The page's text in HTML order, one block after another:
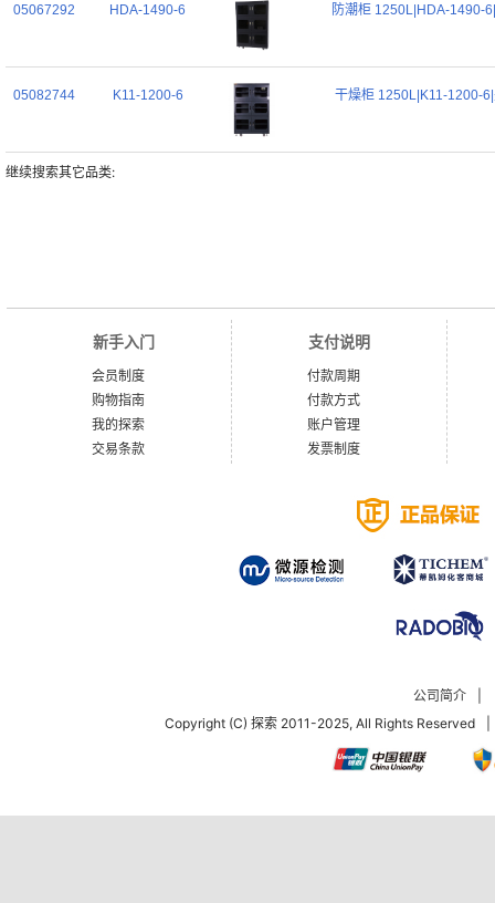
05067292 HDA-1490-6 防潮柜 1250L|HDA-1490-
05082744 K11-1200-6 干燥柜 1250L|K11-1200-
继续搜索其它品类:
新手入门
会员制度
购物指南
我的探索
交易条款
支付说明
付款周期
付款方式
账户管理
发票制度
公司简介
Copyright (C) 探索 2011-2025, All Rights Reserved